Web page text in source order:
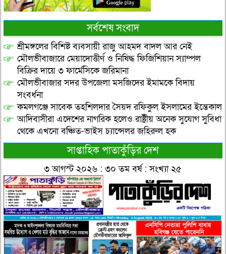
সর্বশেষ সংবাদ
শ্রীমঙ্গলের বিশিষ্ট ব্যবসায়ী রাজু আহমদ বাদল আর নেই
মৌলভীবাজারে মেয়াদোত্তীর্ণ ও নিষিদ্ধ ফিজিশিয়ান স্যাম্পল
বিক্রির দায়ে ৩ ফার্মেসিকে জরিমানা
মৌলভীবাজার সদর উপজেলা মসজিদের ইমামকে বিদায়
সংবর্ধনা
কমলগঞ্জে সাবেক তহশিলদার সৈয়দ রফিকুল ইসলামের ইন্তেকাল
আদিবাসীরা এদেশের নাগরিক হলেও রাষ্ট্রীয় অনেক সুযোগ সুবিধা
থেকে এখনো বঞ্চিত-ভাইস চ্যান্সেলর জহিরুল হক
সাপ্তাহিক পাতাকুঁড়ির দেশ
৩ আগস্ট ২০২৬ : ৩০ তম বর্ষ : সংখ্যা ২৫